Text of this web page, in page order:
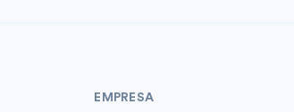
EMPRESA